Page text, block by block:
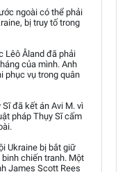
ngoài có thể phải
bị truy tố trong
Lêô Åland đã phải
của mình. Anh
phục vụ trong quân
đã kết án Avi M. vì
pháp Thụy Sĩ cấm
Ukraine bị bắt giữ
chiến tranh. Một
James Scott Rees